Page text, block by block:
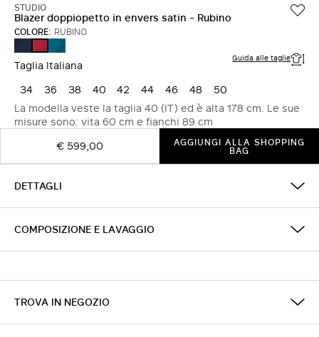
STUDIO
Blazer doppiopetto in envers satin - Rubino
COLORE: RUBINO
NOTTE
Taglia Italiana Guida alle taglie
34 36 38 40 42 44 46 48
50
La modella veste la taglia 40 (IT) ed è alta 178 cm. Le sue
misure sono: vita 60 cm e fianchi 89 cm
€ 599,00
AGGIUNGI ALLA SHOPPING
BAG
DETTAGLI
COMPOSIZIONE E LAVAGGIO
TROVA IN NEGOZIO